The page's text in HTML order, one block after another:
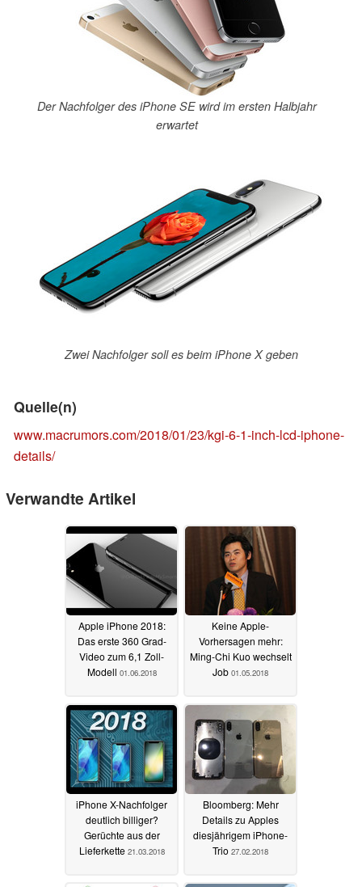
Der Nachfolger des iPhone SE wird im ersten Halbjahr
erwartet
Zwei Nachfolger soll es beim iPhone X geben
Quelle(n)
www.macrumors.com/2018/01/23/kgi-6-1-inch-lcd-iphone-
details/
Verwandte Artikel
Apple iPhone 2018:
Das erste 360 Grad-
Video zum 6,1 Zoll-
Modell 01.06.2018
Keine Apple-
Vorhersagen mehr:
Ming-Chi Kuo wechselt
Job 01.05.2018
iPhone X-Nachfolger
deutlich billiger?
Gerüchte aus der
Lieferkette 21.03.2018
Bloomberg: Mehr
Details zu Apples
diesjährigem iPhone-
Trio 27.02.2018